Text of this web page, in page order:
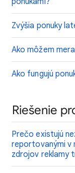
Zvýšia ponuky
Ako môžem
Ako fungujú
Riešenie
Prečo existujú
reportovanými v
zdrojov reklamy